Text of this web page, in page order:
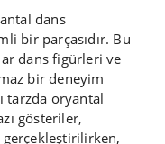
dans
bir parçasıdır. Bu
dans figürleri ve
bir deneyim
tarzda oryantal
gösteriler,